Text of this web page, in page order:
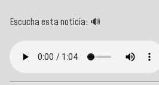
Escucha esta noticia: 🔊